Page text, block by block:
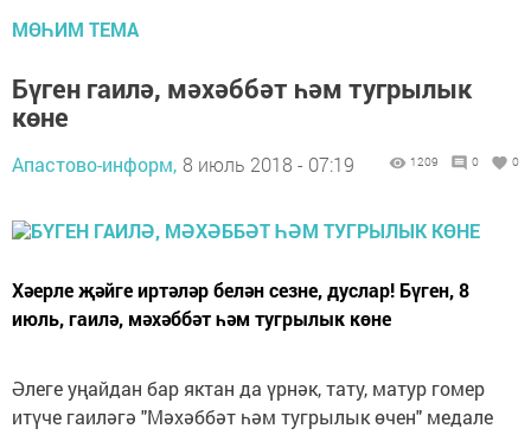
МӨҺИМ ТЕМА
Бүген гаилә, мәхәббәт һәм тугрылык
көне
Апастово-информ, 8 июль 2018 - 07:19 1209 0 0
Хәерле җәйге иртәләр белән сезне, дуслар! Бүген, 8
июль, гаилә, мәхәббәт һәм тугрылык көне
Әлеге уңайдан бар яктан да үрнәк, тату, матур гомер
итүче гаиләгә "Мәхәббәт һәм тугрылык өчен" медале